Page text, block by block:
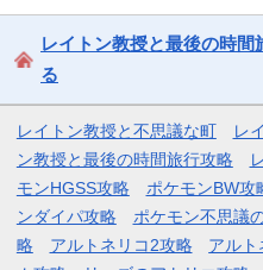
レイトン教授と最後の時
る
レイトン教授と不思議な町 レ
ン教授と最後の時間旅行攻略
モンHGSS攻略
ポケモンBW攻
ンダイパ攻略
ポケモン不思議
略
アルトネリコ2攻略 アルト